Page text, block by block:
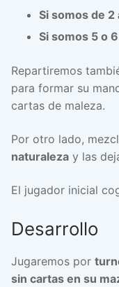
Si somos de
Si somos 5 o
Repartiremos
para formar su
cartas de maleza.
Por otro lado,
naturaleza y las
El jugador inicial
Desarrollo
Jugaremos por
sin cartas en su